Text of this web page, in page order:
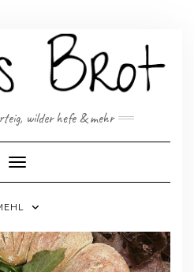
wilder hefe & mehr
Toggle Navigation